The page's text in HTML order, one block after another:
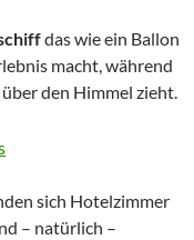
das wie ein Ballon
macht, während
den Himmel zieht.
sich Hotelzimmer
– natürlich –